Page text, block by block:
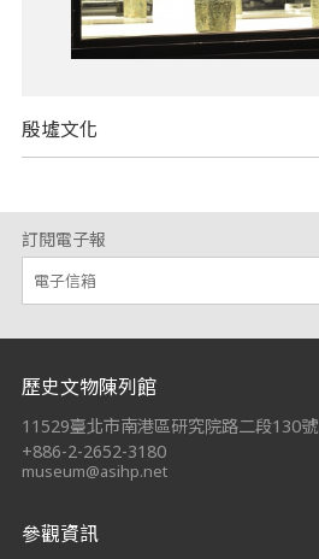
殷墟文化
訂閱電子報
:::
歷史文物陳列館
11529臺北市南港區研究院路二段130號
+886-2-2652-3180
museum@asihp.net
參觀資訊